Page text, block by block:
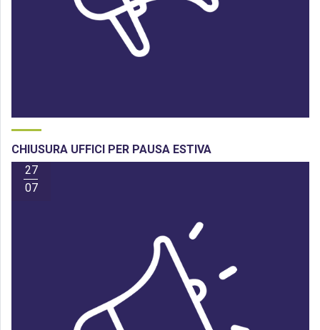
CHIUSURA UFFICI PER PAUSA ESTIVA
27
07